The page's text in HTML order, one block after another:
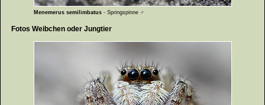
Menemerus semilimbatus- Springspinne ♂
Fotos Weibchen oder Jungtier